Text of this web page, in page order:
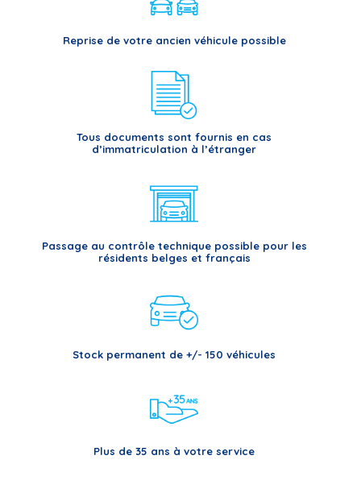
Reprise de votre ancien véhicule possible
Tous documents sont fournis en cas
d’immatriculation à l’étranger
Passage au contrôle technique possible pour les
résidents belges et français
Stock permanent de +/- 150 véhicules
Plus de 35 ans à votre service